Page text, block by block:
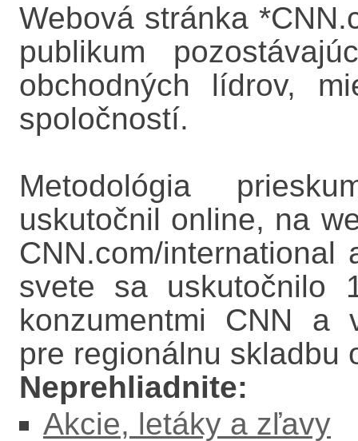
Webová stránka
publikum
obchodných lídrov,
spoločností.
Metodológia
uskutočnil online, na
CNN.com/international
svete sa uskutočnilo
konzumentmi CNN a
pre regionálnu skladbu
Neprehliadnite:
Akcie, letáky a zľavy